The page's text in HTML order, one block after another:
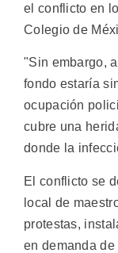
el conflicto en
Colegio de
"Sin embargo,
fondo estaría
ocupación
cubre una
donde la
El conflicto se
local de
protestas,
en demanda